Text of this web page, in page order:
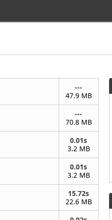
---
47.9 MB
---
70.8 MB
0.01s
3.2 MB
0.01s
3.2 MB
15.72s
22.6 MB